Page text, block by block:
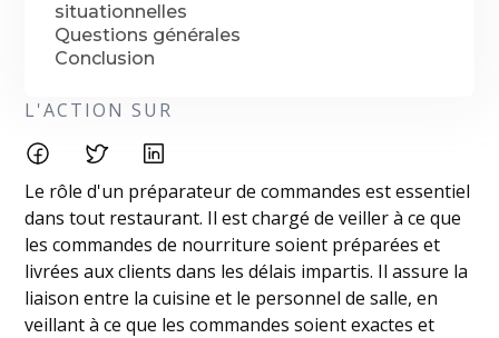
situationnelles
Questions générales
Conclusion
L'ACTION SUR
Le rôle d'un préparateur de commandes est essentiel
dans tout restaurant. Il est chargé de veiller à ce que
les commandes de nourriture soient préparées et
livrées aux clients dans les délais impartis. Il assure la
liaison entre la cuisine et le personnel de salle, en
veillant à ce que les commandes soient exactes et